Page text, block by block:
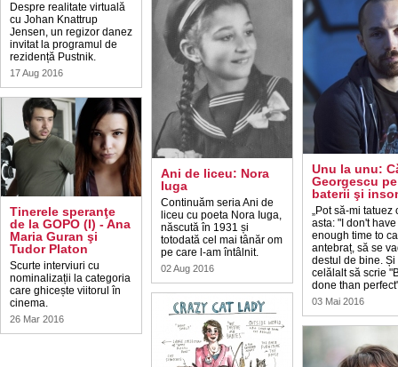
Despre realitate virtuală
cu Johan Knattrup
Jensen, un regizor danez
invitat la programul de
rezidență Pustnik.
17 Aug 2016
Tinerele speranţe
de la GOPO (I) - Ana
Maria Guran şi
Tudor Platon
Scurte interviuri cu
nominalizații la categoria
care ghicește viitorul în
cinema.
26 Mar 2016
Ani de liceu: Nora
Iuga
Continuăm seria Ani de
liceu cu poeta Nora Iuga,
născută în 1931 și
totodată cel mai tânăr om
pe care l-am întâlnit.
02 Aug 2016
Unu la unu:
Georgescu pe
baterii şi
„Pot să-mi tatuez
asta: "I don't have
enough time to
antebraț, să se
destul de bine. Și
celălalt să scrie
done than
03 Mai 2016